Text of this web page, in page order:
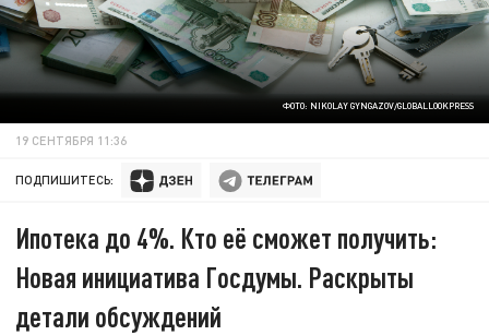
ФОТО: NIKOLAY GYNGAZOV/GLOBALLOOKPRESS
19 СЕНТЯБРЯ 11:36
ПОДПИШИТЕСЬ:
Ипотека до 4%. Кто её сможет получить:
Новая инициатива Госдумы. Раскрыты
детали обсуждений